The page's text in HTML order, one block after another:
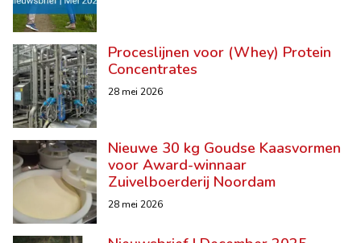
Proceslijnen voor (Whey) Protein
Concentrates
28 mei 2026
Nieuwe 30 kg Goudse Kaasvormen
voor Award-winnaar
Zuivelboerderij Noordam
28 mei 2026